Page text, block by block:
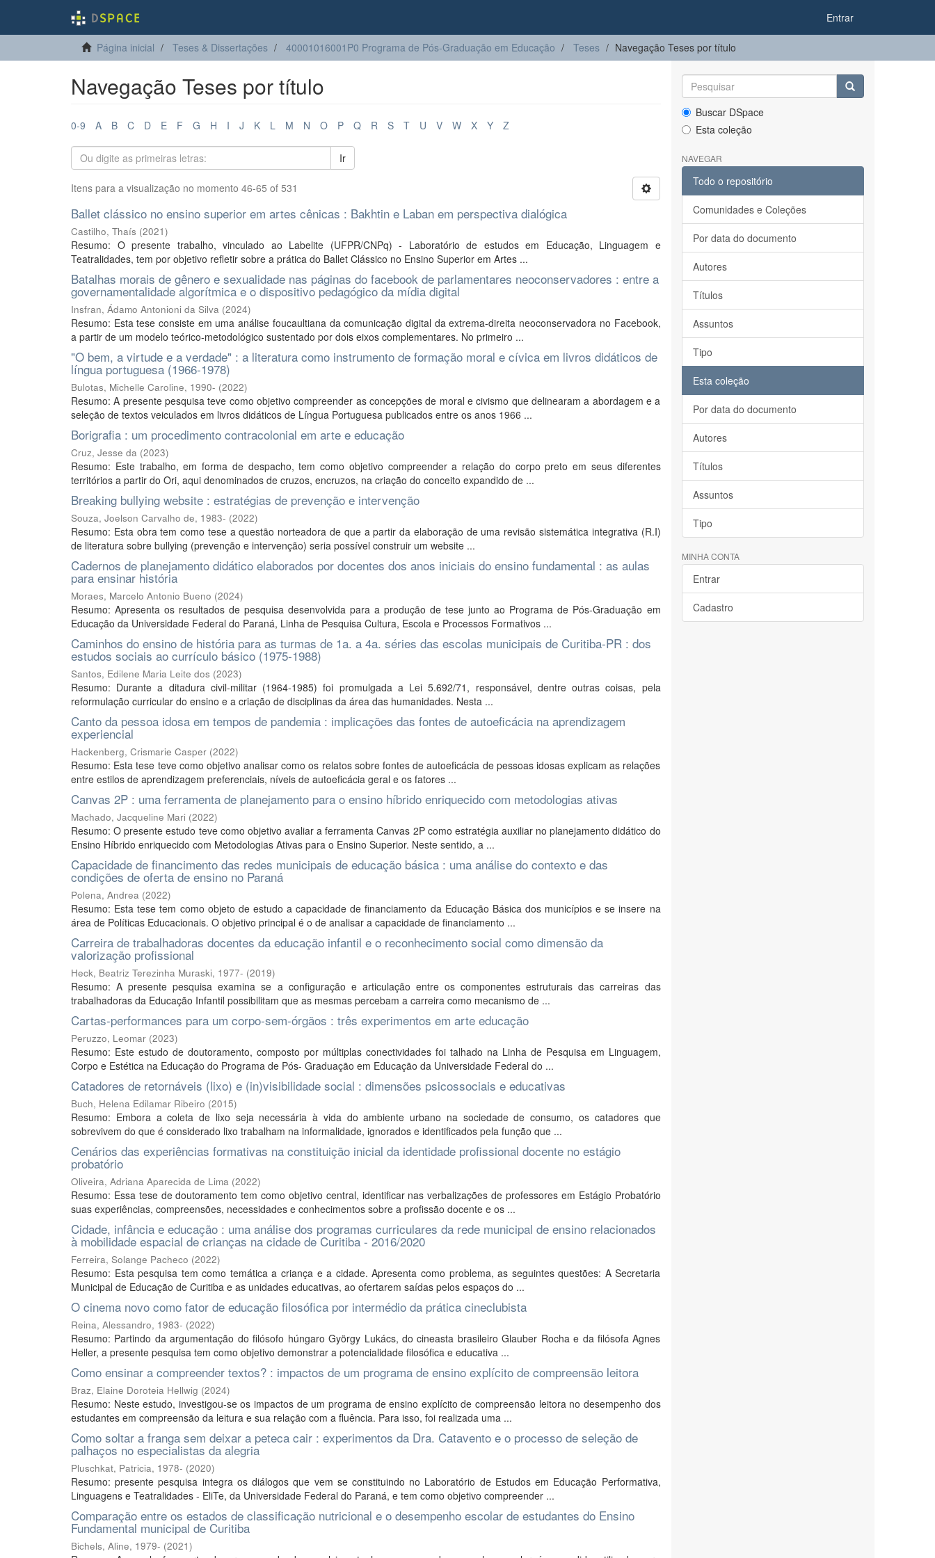
Entrar
Página inicial Teses & Dissertações 40001016001P0 Programa de Pós-Graduação em Educação Teses Navegação Teses por título
Navegação Teses por título
0-9 A B C D E F G H I J K L M N O P Q R S T U V W X Y Z
Ir
Itens para a visualização no momento 46-65 of 531
Ballet clássico no ensino superior em artes cênicas : Bakhtin e Laban em perspectiva dialógica
Castilho, Thaís (2021)
Resumo: O presente trabalho, vinculado ao Labelite (UFPR/CNPq) - Laboratório de estudos em Educação, Linguagem e
Teatralidades, tem por objetivo refletir sobre a prática do Ballet Clássico no Ensino Superior em Artes ...
Batalhas morais de gênero e sexualidade nas páginas do facebook de parlamentares neoconservadores : entre a
governamentalidade algorítmica e o dispositivo pedagógico da mídia digital
Insfran, Ádamo Antonioni da Silva (2024)
Resumo: Esta tese consiste em uma análise foucaultiana da comunicação digital da extrema-direita neoconservadora no Facebook,
a partir de um modelo teórico-metodológico sustentado por dois eixos complementares. No primeiro ...
"O bem, a virtude e a verdade" : a literatura como instrumento de formação moral e cívica em livros didáticos de
língua portuguesa (1966-1978)
Bulotas, Michelle Caroline, 1990- (2022)
Resumo: A presente pesquisa teve como objetivo compreender as concepções de moral e civismo que delinearam a abordagem e a
seleção de textos veiculados em livros didáticos de Língua Portuguesa publicados entre os anos 1966 ...
Borigrafia : um procedimento contracolonial em arte e educação
Cruz, Jesse da (2023)
Resumo: Este trabalho, em forma de despacho, tem como objetivo compreender a relação do corpo preto em seus diferentes
territórios a partir do Ori, aqui denominados de cruzos, encruzos, na criação do conceito expandido de ...
Breaking bullying website : estratégias de prevenção e intervenção
Souza, Joelson Carvalho de, 1983- (2022)
Resumo: Esta obra tem como tese a questão norteadora de que a partir da elaboração de uma revisão sistemática integrativa (R.I)
de literatura sobre bullying (prevenção e intervenção) seria possível construir um website ...
Cadernos de planejamento didático elaborados por docentes dos anos iniciais do ensino fundamental : as aulas
para ensinar história
Moraes, Marcelo Antonio Bueno (2024)
Resumo: Apresenta os resultados de pesquisa desenvolvida para a produção de tese junto ao Programa de Pós-Graduação em
Educação da Universidade Federal do Paraná, Linha de Pesquisa Cultura, Escola e Processos Formativos ...
Caminhos do ensino de história para as turmas de 1a. a 4a. séries das escolas municipais de Curitiba-PR : dos
estudos sociais ao currículo básico (1975-1988)
Santos, Edilene Maria Leite dos (2023)
Resumo: Durante a ditadura civil-militar (1964-1985) foi promulgada a Lei 5.692/71, responsável, dentre outras coisas, pela
reformulação curricular do ensino e a criação de disciplinas da área das humanidades. Nesta ...
Canto da pessoa idosa em tempos de pandemia : implicações das fontes de autoeficácia na aprendizagem
experiencial
Hackenberg, Crismarie Casper (2022)
Resumo: Esta tese teve como objetivo analisar como os relatos sobre fontes de autoeficácia de pessoas idosas explicam as relações
entre estilos de aprendizagem preferenciais, níveis de autoeficácia geral e os fatores ...
Canvas 2P : uma ferramenta de planejamento para o ensino híbrido enriquecido com metodologias ativas
Machado, Jacqueline Mari (2022)
Resumo: O presente estudo teve como objetivo avaliar a ferramenta Canvas 2P como estratégia auxiliar no planejamento didático do
Ensino Híbrido enriquecido com Metodologias Ativas para o Ensino Superior. Neste sentido, a ...
Capacidade de financimento das redes municipais de educação básica : uma análise do contexto e das
condições de oferta de ensino no Paraná
Polena, Andrea (2022)
Resumo: Esta tese tem como objeto de estudo a capacidade de financiamento da Educação Básica dos municípios e se insere na
área de Políticas Educacionais. O objetivo principal é o de analisar a capacidade de financiamento ...
Carreira de trabalhadoras docentes da educação infantil e o reconhecimento social como dimensão da
valorização profissional
Heck, Beatriz Terezinha Muraski, 1977- (2019)
Resumo: A presente pesquisa examina se a configuração e articulação entre os componentes estruturais das carreiras das
trabalhadoras da Educação Infantil possibilitam que as mesmas percebam a carreira como mecanismo de ...
Cartas-performances para um corpo-sem-órgãos : três experimentos em arte educação
Peruzzo, Leomar (2023)
Resumo: Este estudo de doutoramento, composto por múltiplas conectividades foi talhado na Linha de Pesquisa em Linguagem,
Corpo e Estética na Educação do Programa de Pós- Graduação em Educação da Universidade Federal do ...
Catadores de retornáveis (lixo) e (in)visibilidade social : dimensões psicossociais e educativas
Buch, Helena Edilamar Ribeiro (2015)
Resumo: Embora a coleta de lixo seja necessária à vida do ambiente urbano na sociedade de consumo, os catadores que
sobrevivem do que é considerado lixo trabalham na informalidade, ignorados e identificados pela função que ...
Cenários das experiências formativas na constituição inicial da identidade profissional docente no estágio
probatório
Oliveira, Adriana Aparecida de Lima (2022)
Resumo: Essa tese de doutoramento tem como objetivo central, identificar nas verbalizações de professores em Estágio Probatório
suas experiências, compreensões, necessidades e conhecimentos sobre a profissão docente e os ...
Cidade, infância e educação : uma análise dos programas curriculares da rede municipal de ensino relacionados
à mobilidade espacial de crianças na cidade de Curitiba - 2016/2020
Ferreira, Solange Pacheco (2022)
Resumo: Esta pesquisa tem como temática a criança e a cidade. Apresenta como problema, as seguintes questões: A Secretaria
Municipal de Educação de Curitiba e as unidades educativas, ao ofertarem saídas pelos espaços do ...
O cinema novo como fator de educação filosófica por intermédio da prática cineclubista
Reina, Alessandro, 1983- (2022)
Resumo: Partindo da argumentação do filósofo húngaro György Lukács, do cineasta brasileiro Glauber Rocha e da filósofa Agnes
Heller, a presente pesquisa tem como objetivo demonstrar a potencialidade filosófica e educativa ...
Como ensinar a compreender textos? : impactos de um programa de ensino explícito de compreensão leitora
Braz, Elaine Doroteia Hellwig (2024)
Resumo: Neste estudo, investigou-se os impactos de um programa de ensino explícito de compreensão leitora no desempenho dos
estudantes em compreensão da leitura e sua relação com a fluência. Para isso, foi realizada uma ...
Como soltar a franga sem deixar a peteca cair : experimentos da Dra. Catavento e o processo de seleção de
palhaços no especialistas da alegria
Pluschkat, Patricia, 1978- (2020)
Resumo: presente pesquisa integra os diálogos que vem se constituindo no Laboratório de Estudos em Educação Performativa,
Linguagens e Teatralidades - EliTe, da Universidade Federal do Paraná, e tem como objetivo compreender ...
Comparação entre os estados de classificação nutricional e o desempenho escolar de estudantes do Ensino
Fundamental municipal de Curitiba
Bichels, Aline, 1979- (2021)
Buscar DSpace
Esta coleção
NAVEGAR
Todo o repositório
Comunidades e Coleções
Por data do documento
Autores
Títulos
Assuntos
Tipo
Esta coleção
Por data do documento
Autores
Títulos
Assuntos
Tipo
MINHA CONTA
Entrar
Cadastro